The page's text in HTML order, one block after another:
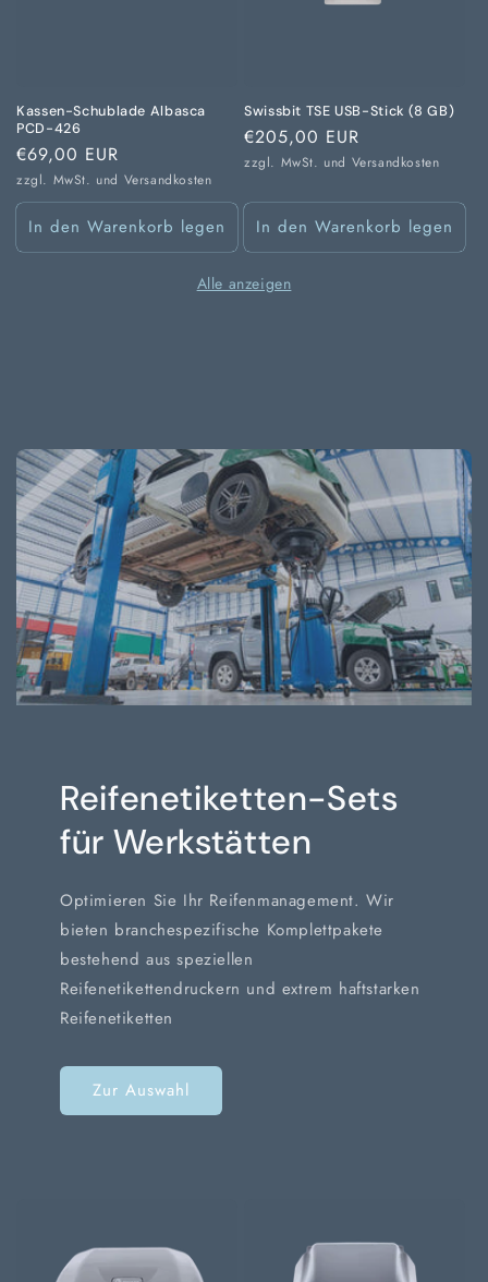
Kassen-Schublade Albasca
PCD-426
Normaler
Preis
€69,00 EUR
zzgl. MwSt. und Versandkosten
In den Warenkorb legen
Swissbit TSE USB-Stick (8 GB)
Normaler
Preis
€205,00 EUR
zzgl. MwSt. und Versandkosten
In den Warenkorb legen
Alle anzeigen
Reifenetiketten-Sets
für Werkstätten
Optimieren Sie Ihr Reifenmanagement. Wir
bieten branchespezifische Komplettpakete
bestehend aus speziellen
Reifenetikettendruckern und extrem haftstarken
Reifenetiketten
Zur Auswahl